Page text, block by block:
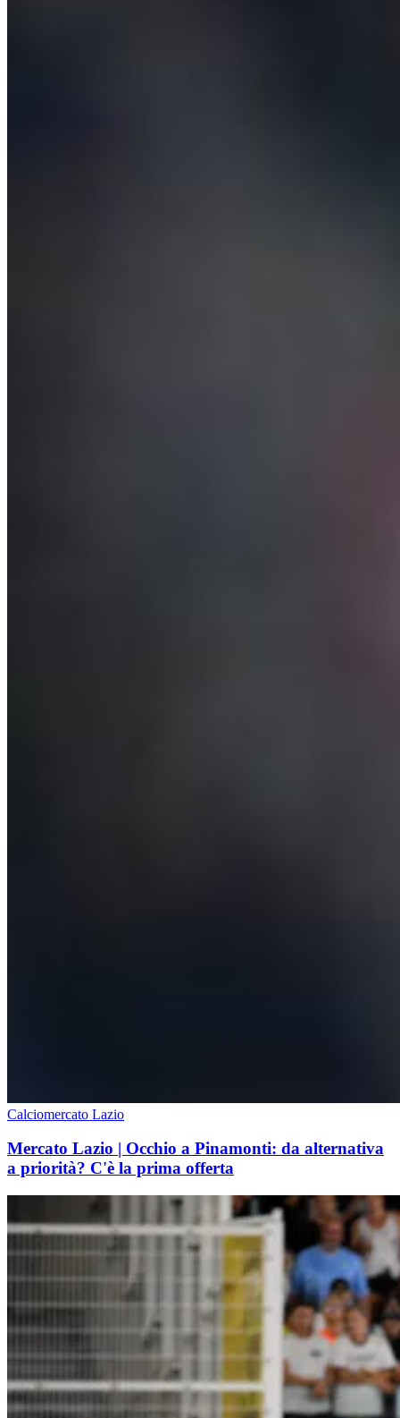
Calciomercato Lazio
Mercato Lazio | Occhio a Pinamonti: da alternativa
a priorità? C'è la prima offerta